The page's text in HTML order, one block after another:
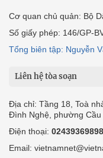
Cơ quan chủ quản: Bộ
Số giấy phép: 146/GP-
Tổng biên tập: Nguyễn
Liên hệ tòa soạn
Địa chỉ: Tầng 18, Toà
Đình Nghệ, phường Cầu
Điện thoại: 02439369898
Email: